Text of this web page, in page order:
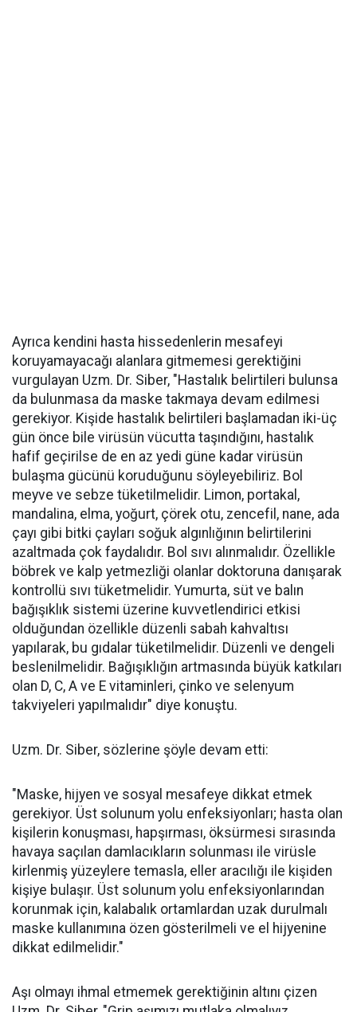
Ayrıca kendini hasta hissedenlerin mesafeyi
koruyamayacağı alanlara gitmemesi gerektiğini
vurgulayan Uzm. Dr. Siber, "Hastalık belirtileri bulunsa
da bulunmasa da maske takmaya devam edilmesi
gerekiyor. Kişide hastalık belirtileri başlamadan iki-üç
gün önce bile virüsün vücutta taşındığını, hastalık
hafif geçirilse de en az yedi güne kadar virüsün
bulaşma gücünü koruduğunu söyleyebiliriz. Bol
meyve ve sebze tüketilmelidir. Limon, portakal,
mandalina, elma, yoğurt, çörek otu, zencefil, nane, ada
çayı gibi bitki çayları soğuk algınlığının belirtilerini
azaltmada çok faydalıdır. Bol sıvı alınmalıdır. Özellikle
böbrek ve kalp yetmezliği olanlar doktoruna danışarak
kontrollü sıvı tüketmelidir. Yumurta, süt ve balın
bağışıklık sistemi üzerine kuvvetlendirici etkisi
olduğundan özellikle düzenli sabah kahvaltısı
yapılarak, bu gıdalar tüketilmelidir. Düzenli ve dengeli
beslenilmelidir. Bağışıklığın artmasında büyük katkıları
olan D, C, A ve E vitaminleri, çinko ve selenyum
takviyeleri yapılmalıdır" diye konuştu.
Uzm. Dr. Siber, sözlerine şöyle devam etti:
"Maske, hijyen ve sosyal mesafeye dikkat etmek
gerekiyor. Üst solunum yolu enfeksiyonları; hasta olan
kişilerin konuşması, hapşırması, öksürmesi sırasında
havaya saçılan damlacıkların solunması ile virüsle
kirlenmiş yüzeylere temasla, eller aracılığı ile kişiden
kişiye bulaşır. Üst solunum yolu enfeksiyonlarından
korunmak için, kalabalık ortamlardan uzak durulmalı
maske kullanımına özen gösterilmeli ve el hijyenine
dikkat edilmelidir."
Aşı olmayı ihmal etmemek gerektiğinin altını çizen